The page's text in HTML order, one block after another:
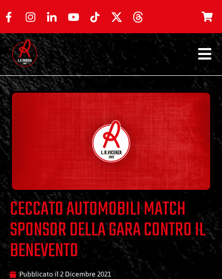
CECCATO AUTOMOBILI MATCH
SPONSOR DELLA GARA CONTRO IL
BENEVENTO
Pubblicato il2 Dicembre 2021